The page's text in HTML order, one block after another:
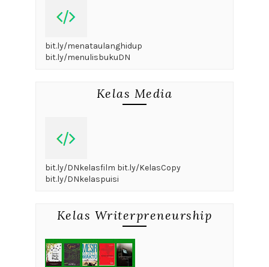
bit.ly/menataulanghidup
bit.ly/menulisbukuDN
Kelas Media
bit.ly/DNkelasfilm bit.ly/KelasCopy
bit.ly/DNkelaspuisi
Kelas Writerpreneurship